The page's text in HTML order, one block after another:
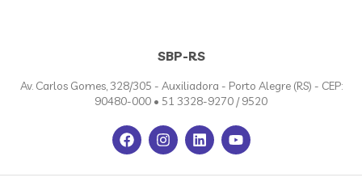
SBP-RS
Av. Carlos Gomes, 328/305 - Auxiliadora - Porto Alegre (RS) - CEP:
90480-000 • 51 3328-9270 / 9520